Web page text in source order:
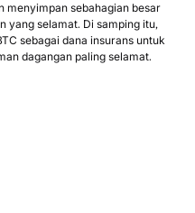
menyimpan sebahagian besar
yang selamat. Di samping itu,
sebagai dana insurans untuk
dagangan paling selamat.